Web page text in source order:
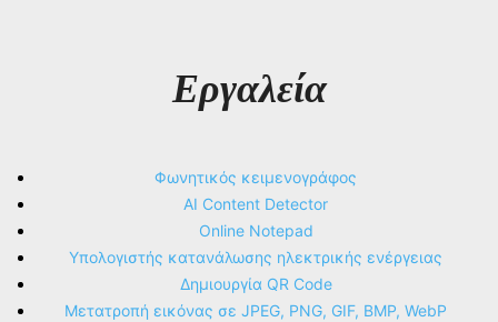
Εργαλεία
Φωνητικός κειμενογράφος
AI Content Detector
Online Notepad
Υπολογιστής κατανάλωσης ηλεκτρικής ενέργειας
Δημιουργία QR Code
Μετατροπή εικόνας σε JPEG, PNG, GIF, BMP, WebP